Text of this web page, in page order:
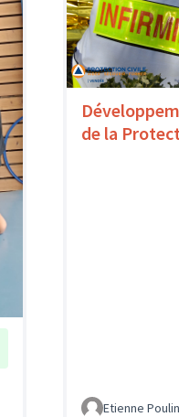
de la
Etienne Poulin